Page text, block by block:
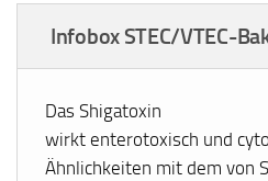
Infobox STEC/VTEC-
Das Shigatoxin
wirkt enterotoxisch und
Ähnlichkeiten mit dem von